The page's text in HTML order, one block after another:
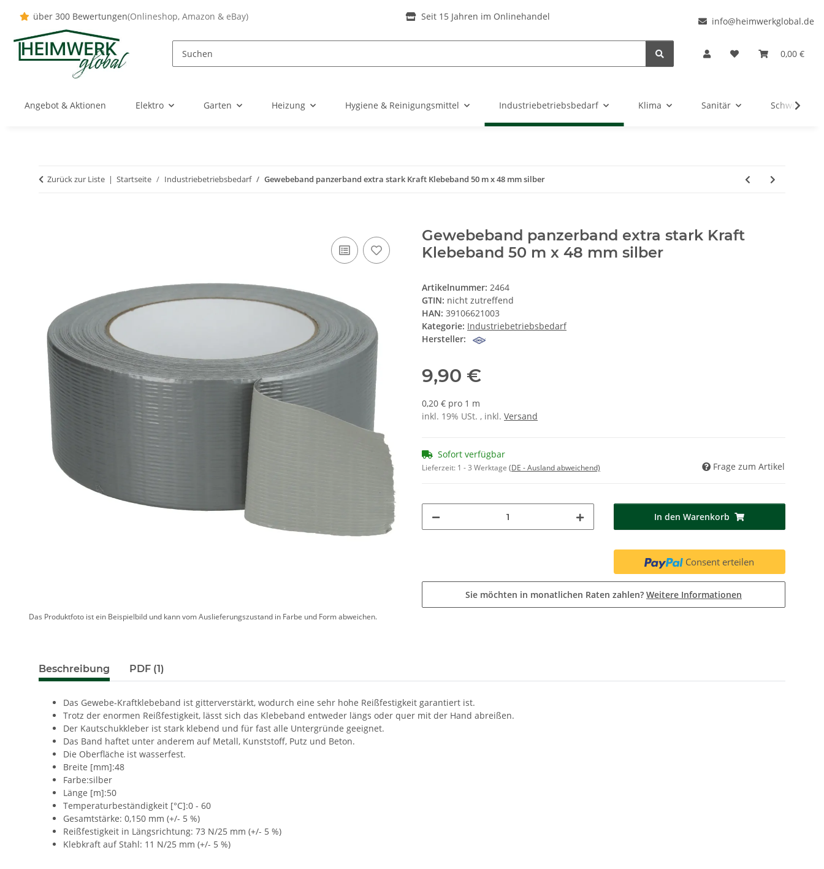
über 300 Bewertungen(Onlineshop, Amazon & eBay) Seit 15 Jahren im Onlinehandel info@heimwerkglobal.de
0,00 €
Angebot & Aktionen Elektro Garten Heizung Hygiene & Reinigungsmittel Industriebetriebsbedarf Klima Sanitär
Zurück zur Liste Startseite Industriebetriebsbedarf Gewebeband panzerband extra stark Kraft Klebeband 50 m x 48 mm silber
Das Produktfoto ist ein Beispielbild und kann vom Auslieferungszustand in Farbe und Form abweichen.
Gewebeband panzerband extra stark Kraft
Klebeband 50 m x 48 mm silber
Artikelnummer: 2464
GTIN: nicht zutreffend
HAN: 39106621003
Kategorie: Industriebetriebsbedarf
Hersteller:
9,90 €
0,20 € pro 1 m
inkl. 19% USt. , inkl. Versand
Sofort verfügbar
Lieferzeit: 1 - 3 Werktage (DE - Ausland abweichend) Frage zum Artikel
In den Warenkorb
Consent erteilen
Sie möchten in monatlichen Raten zahlen? Weitere Informationen
Beschreibung PDF (1)
Das Gewebe-Kraftklebeband ist gitterverstärkt, wodurch eine sehr hohe Reißfestigkeit garantiert ist.
Trotz der enormen Reißfestigkeit, lässt sich das Klebeband entweder längs oder quer mit der Hand abreißen.
Der Kautschukkleber ist stark klebend und für fast alle Untergründe geeignet.
Das Band haftet unter anderem auf Metall, Kunststoff, Putz und Beton.
Die Oberfläche ist wasserfest.
Breite [mm]:48
Farbe:silber
Länge [m]:50
Temperaturbeständigkeit [°C]:0 - 60
Gesamtstärke: 0,150 mm (+/- 5 %)
Reißfestigkeit in Längsrichtung: 73 N/25 mm (+/- 5 %)
Klebkraft auf Stahl: 11 N/25 mm (+/- 5 %)